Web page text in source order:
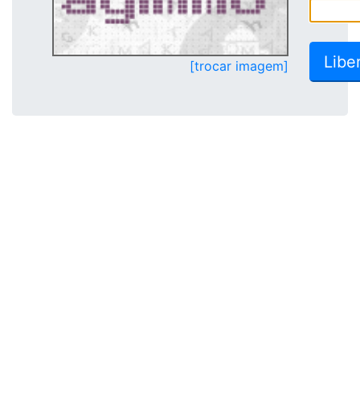
[trocar imagem]